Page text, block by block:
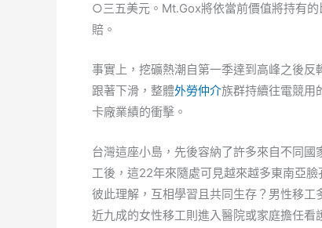
○三五美元。Mt.Gox將依當前價值將持有
賠。
事實上，挖礦熱潮自第一季達到高峰之後
跟著下滑，整體外勞仲介族群持續往電競用
卡廠業績的衝擊。
台灣這座小島，先後容納了許多來自不同
工後，這22年來隨處可見越來越多東南亞
彼此理解，互相學習且共同生存？男性移
近九成的女性移工則進入醫院或家庭擔任